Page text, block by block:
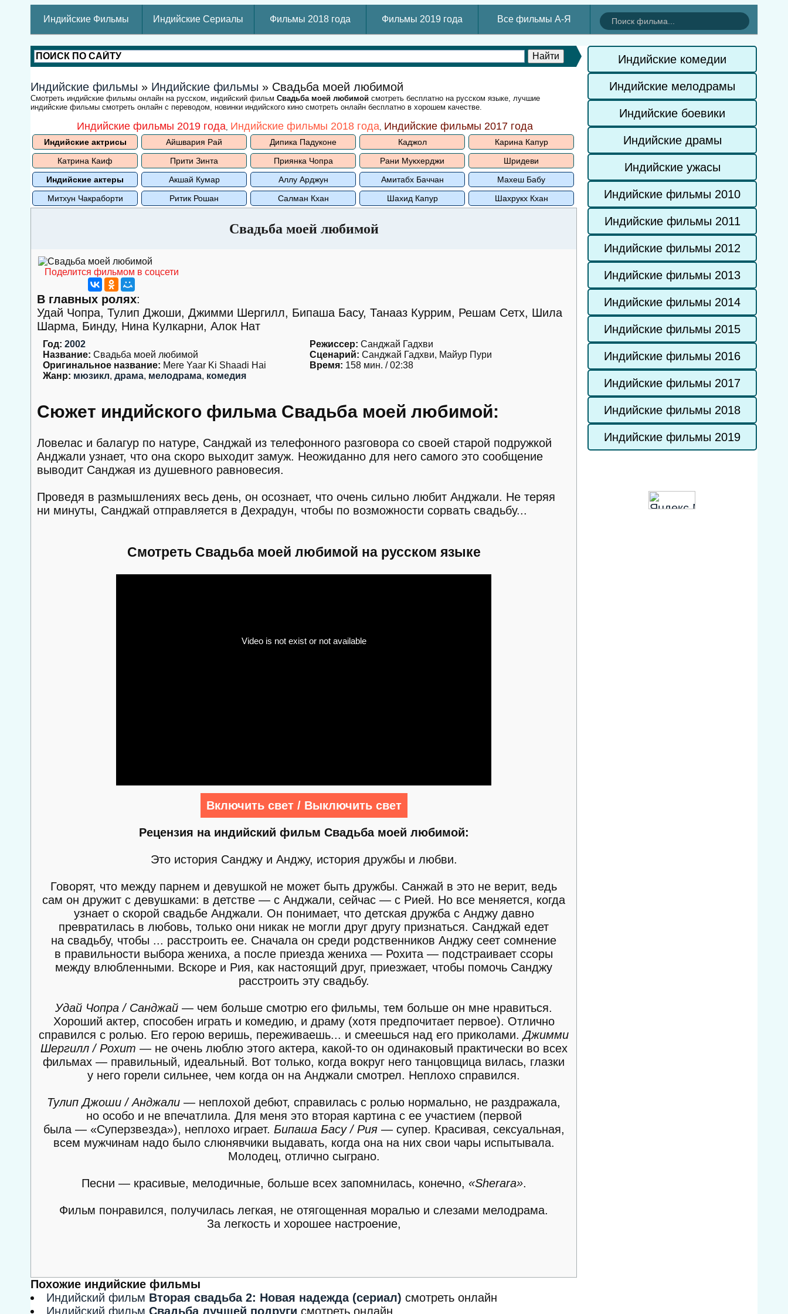
Индийские Фильмы Индийские Сериалы Фильмы 2018 года Фильмы 2019 года Все фильмы А-Я
Индийские фильмы » Индийские фильмы » Свадьба моей любимой
Смотреть индийские фильмы онлайн на русском, индийский фильм Свадьба моей любимой смотреть бесплатно на русском языке, лучшие
индийские фильмы смотреть онлайн с переводом, новинки индийского кино смотреть онлайн бесплатно в хорошем качестве.
Индийские фильмы 2019 года, Индийские фильмы 2018 года, Индийские фильмы 2017 года
Индийские актрисы Айшвария Рай Дипика Падуконе Каджол
Карина Капур
Катрина Каиф
Прити Зинта Приянка Чопра Рани Мукхерджи
Шридеви
Индийские актеры
Акшай Кумар Аллу Арджун Амитабх Баччан
Махеш Бабу
Митхун Чакраборти
Ритик Рошан Салман Кхан Шахид Капур Шахрукх Кхан
Свадьба моей любимой
Поделится фильмом в соцсети
В главных ролях:
Удай Чопра, Тулип Джоши, Джимми Шергилл, Бипаша Басу, Танааз Куррим, Решам Сетх, Шила
Шарма, Бинду, Нина Кулкарни, Алок Нат
Год: 2002
Название: Свадьба моей любимой
Оригинальное название: Mere Yaar Ki Shaadi Hai
Жанр: мюзикл, драма, мелодрама, комедия
Режиссер: Санджай Гадхви
Сценарий: Санджай Гадхви, Майур Пури
Время: 158 мин. / 02:38
Сюжет индийского фильма Свадьба моей любимой:
Ловелас и балагур по натуре, Санджай из телефонного разговора со своей старой подружкой
Анджали узнает, что она скоро выходит замуж. Неожиданно для него самого это сообщение
выводит Санджая из душевного равновесия.
Проведя в размышлениях весь день, он осознает, что очень сильно любит Анджали. Не теряя
ни минуты, Санджай отправляется в Дехрадун, чтобы по возможности сорвать свадьбу...
Смотреть Свадьба моей любимой на русском языке
Включить свет / Выключить свет
Рецензия на индийский фильм Свадьба моей любимой:
Это история Санджу и Анджу, история дружбы и любви.
Говорят, что между парнем и девушкой не может быть дружбы. Санжай в это не верит, ведь
сам он дружит с девушками: в детстве — с Анджали, сейчас — с Рией. Но все меняется, когда
узнает о скорой свадьбе Анджали. Он понимает, что детская дружба с Анджу давно
превратилась в любовь, только они никак не могли друг другу признаться. Санджай едет
на свадьбу, чтобы ... расстроить ее. Сначала он среди родственников Анджу сеет сомнение
в правильности выбора жениха, а после приезда жениха — Рохита — подстраивает ссоры
между влюбленными. Вскоре и Рия, как настоящий друг, приезжает, чтобы помочь Санджу
расстроить эту свадьбу.
Удай Чопра / Санджай — чем больше смотрю его фильмы, тем больше он мне нравиться.
Хороший актер, способен играть и комедию, и драму (хотя предпочитает первое). Отлично
справился с ролью. Его герою веришь, переживаешь... и смеешься над его приколами.Джимми
Шергилл / Рохит — не очень люблю этого актера, какой-то он одинаковый практически во всех
фильмах — правильный, идеальный. Вот только, когда вокруг него танцовщица вилась, глазки
у него горели сильнее, чем когда он на Анджали смотрел. Неплохо справился.
Тулип Джоши / Анджали — неплохой дебют, справилась с ролью нормально, не раздражала,
но особо и не впечатлила. Для меня это вторая картина с ее участием (первой
была — «Суперзвезда»), неплохо играет. Бипаша Басу / Рия— супер. Красивая, сексуальная,
всем мужчинам надо было слюнявчики выдавать, когда она на них свои чары испытывала.
Молодец, отлично сыграно.
Песни — красивые, мелодичные, больше всех запомнилась, конечно, «Sherara».
Фильм понравился, получилась легкая, не отягощенная моралью и слезами мелодрама.
За легкость и хорошее настроение,
Похожие индийские фильмы
Индийский фильм Вторая свадьба 2: Новая надежда (сериал) смотреть онлайн
Индийский фильм Свадьба лучшей подруги смотреть онлайн
Индийские комедии
Индийские мелодрамы
Индийские боевики
Индийские драмы
Индийские ужасы
Индийские фильмы 2010
Индийские фильмы 2011
Индийские фильмы 2012
Индийские фильмы 2013
Индийские фильмы 2014
Индийские фильмы 2015
Индийские фильмы 2016
Индийские фильмы 2017
Индийские фильмы 2018
Индийские фильмы 2019